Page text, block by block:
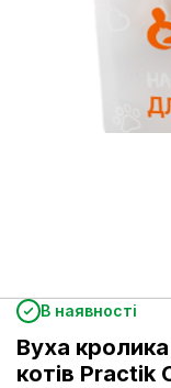
В наявності
Вуха
котів Practik